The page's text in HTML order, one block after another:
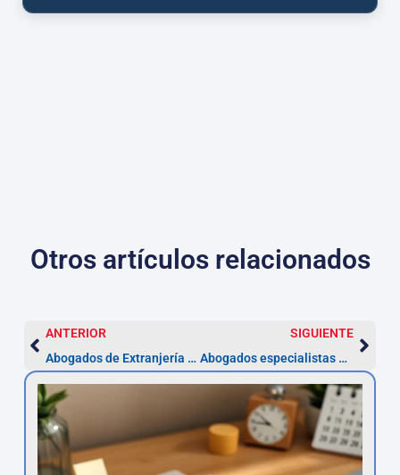
Otros artículos relacionados
ANTERIOR
Abogados de Extranjería y Nacionalidad en Cantabria
SIGUIENTE
Abogados especialistas en Derecho Fiscal en Cantabria